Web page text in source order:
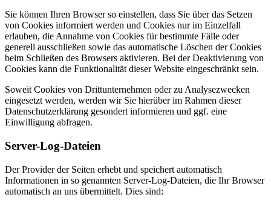
Sie können Ihren Browser so einstellen, dass Sie über das Setzen
von Cookies informiert werden und Cookies nur im Einzelfall
erlauben, die Annahme von Cookies für bestimmte Fälle oder
generell ausschließen sowie das automatische Löschen der Cookies
beim Schließen des Browsers aktivieren. Bei der Deaktivierung von
Cookies kann die Funktionalität dieser Website eingeschränkt sein.
Soweit Cookies von Drittunternehmen oder zu Analysezwecken
eingesetzt werden, werden wir Sie hierüber im Rahmen dieser
Datenschutzerklärung gesondert informieren und ggf. eine
Einwilligung abfragen.
Server-Log-Dateien
Der Provider der Seiten erhebt und speichert automatisch
Informationen in so genannten Server-Log-Dateien, die Ihr Browser
automatisch an uns übermittelt. Dies sind: